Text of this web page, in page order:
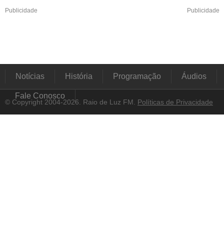
Publicidade Publicidade
Notícias História Programação Áudios
Fale Conosco
© Copyright 2004-2026. Raio de Luz FM. Políticas de Privacidade